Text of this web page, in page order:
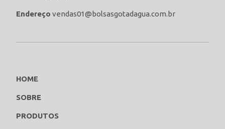
Endereço vendas01@bolsasgotadagua.com.br
HOME
SOBRE
PRODUTOS